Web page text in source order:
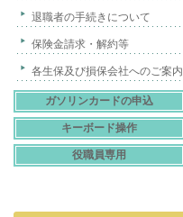
退職者の手続きについて
保険金請求・解約等
各生保及び損保会社へのご案内
ガソリンカードの申込
キーボード操作
役職員専用